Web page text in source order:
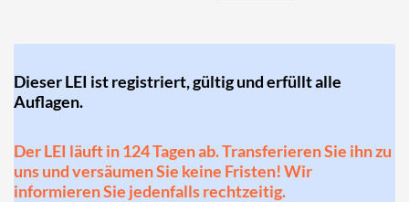
Dieser LEI ist registriert, gültig und erfüllt alle
Auflagen.
Der LEI läuft in 124 Tagen ab. Transferieren Sie ihn zu
uns und versäumen Sie keine Fristen! Wir
informieren Sie jedenfalls rechtzeitig.